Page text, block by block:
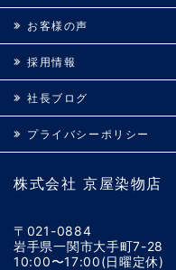
株式会社 京屋染物店
〒021-0884
岩手県一関市大手町7-28
10:00〜17:00(日曜定休)
お客様の声
採用情報
社長ブログ
プライバシーポリシー